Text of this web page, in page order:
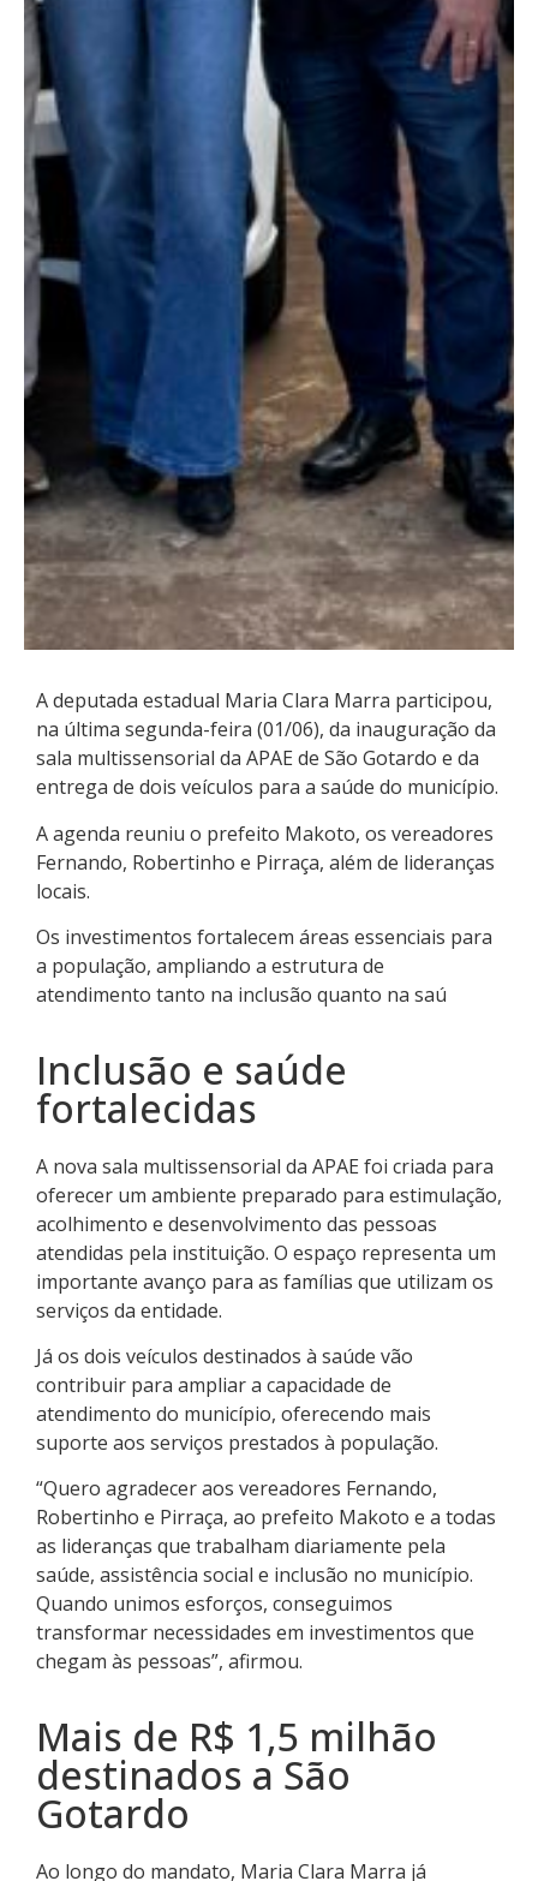
A deputada estadual Maria Clara Marra participou,
na última segunda-feira (01/06), da inauguração da
sala multissensorial da APAE de São Gotardo e da
entrega de dois veículos para a saúde do município.
A agenda reuniu o prefeito Makoto, os vereadores
Fernando, Robertinho e Pirraça, além de lideranças
locais.
Os investimentos fortalecem áreas essenciais para
a população, ampliando a estrutura de
atendimento tanto na inclusão quanto na saú
Inclusão e saúde
fortalecidas
A nova sala multissensorial da APAE foi criada para
oferecer um ambiente preparado para estimulação,
acolhimento e desenvolvimento das pessoas
atendidas pela instituição. O espaço representa um
importante avanço para as famílias que utilizam os
serviços da entidade.
Já os dois veículos destinados à saúde vão
contribuir para ampliar a capacidade de
atendimento do município, oferecendo mais
suporte aos serviços prestados à população.
“Quero agradecer aos vereadores Fernando,
Robertinho e Pirraça, ao prefeito Makoto e a todas
as lideranças que trabalham diariamente pela
saúde, assistência social e inclusão no município.
Quando unimos esforços, conseguimos
transformar necessidades em investimentos que
chegam às pessoas”, afirmou.
Mais de R$ 1,5 milhão
destinados a São
Gotardo
Ao longo do mandato, Maria Clara Marra já